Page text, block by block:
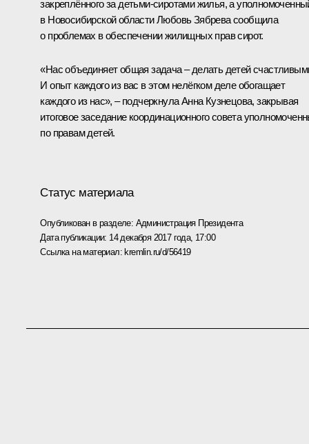
закреплённого за детьми-сиротами жилья, а
в Новосибирской области Любовь Зябрева сообщила
о проблемах в обеспечении жилищных прав сирот.
«Нас объединяет общая задача – делать детей
И опыт каждого из вас в этом нелёгком деле обогащает
каждого из нас», – подчеркнула Анна Кузнецова, закрывая
итоговое заседание координационного совета
по правам детей.
Статус материала
Опубликован в разделе: Администрация Президента
Дата публикации: 14 декабря 2017 года, 17:00
Ссылка на материал: kremlin.ru/d/56419